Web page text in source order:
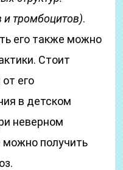
и тромбоцитов).
его также можно
Стоит
его
в детском
неверном
можно получить